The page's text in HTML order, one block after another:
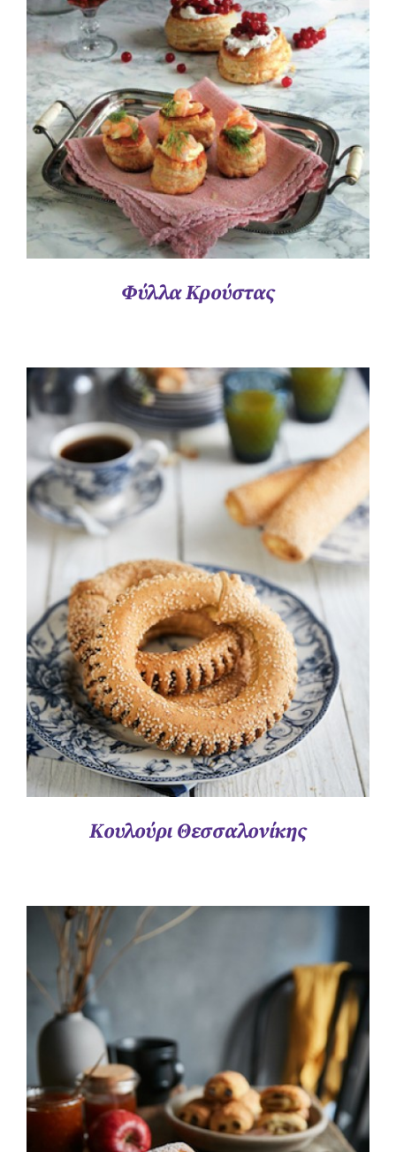
ΛΕΠΤΟΜΈΡΕΙΕΣ
Φύλλα Κρούστας
ΛΕΠΤΟΜΈΡΕΙΕΣ
Κουλούρι Θεσσαλονίκης
ΛΕΠΤΟΜΈΡΕΙΕΣ